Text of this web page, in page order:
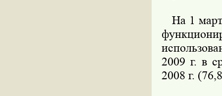
На 1
2009 г. в
2008 г.